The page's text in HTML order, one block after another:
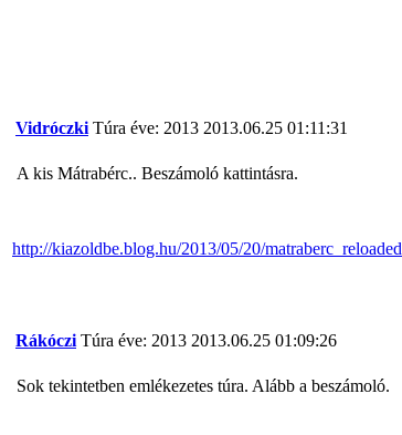
Vidróczki Túra éve: 2013 2013.06.25 01:11:31
A kis Mátrabérc.. Beszámoló kattintásra.
http://kiazoldbe.blog.hu/2013/05/20/matraberc_reloaded
Rákóczi Túra éve: 2013 2013.06.25 01:09:26
Sok tekintetben emlékezetes túra. Alább a beszámoló.